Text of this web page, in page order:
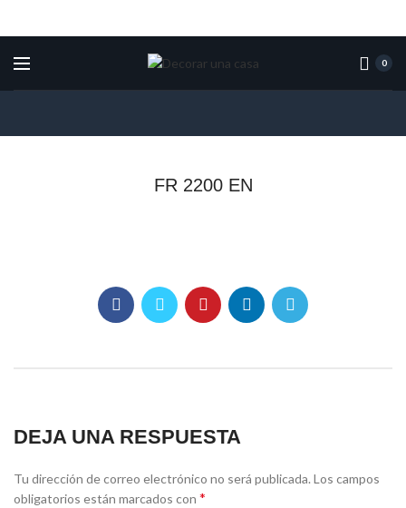
0
FR 2200 EN
DEJA UNA RESPUESTA
Tu dirección de correo electrónico no será publicada.Los campos
obligatorios están marcados con *